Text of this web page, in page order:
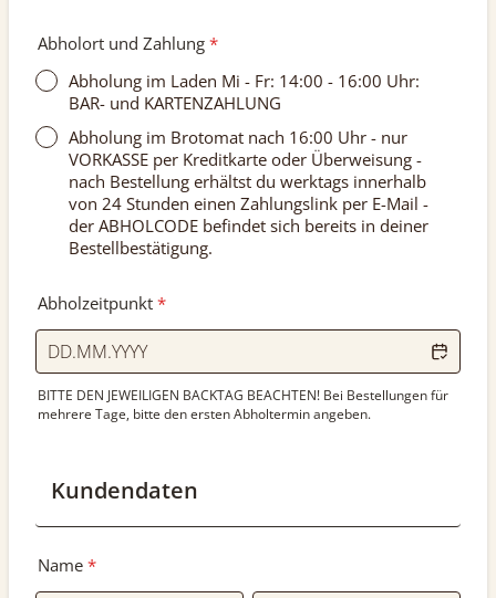
Abholort und Zahlung *
Abholung im Laden Mi - Fr: 14:00 - 16:00 Uhr:
BAR- und KARTENZAHLUNG
Abholung im Brotomat nach 16:00 Uhr - nur
VORKASSE per Kreditkarte oder Überweisung -
nach Bestellung erhältst du werktags innerhalb
von 24 Stunden einen Zahlungslink per E-Mail -
der ABHOLCODE befindet sich bereits in deiner
Bestellbestätigung.
Abholzeitpunkt *
BITTE DEN JEWEILIGEN BACKTAG BEACHTEN! Bei Bestellungen für
mehrere Tage, bitte den ersten Abholtermin angeben.
Kundendaten
Name *